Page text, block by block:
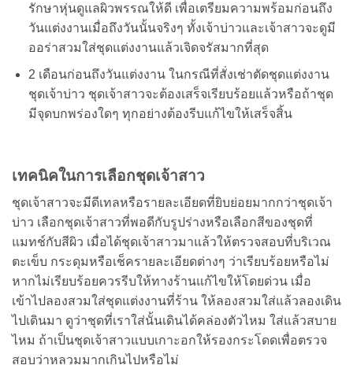
รักษาหุ่นดูแลผิวพรรณให้ดี เพื่อเตรียมความพร้อมก่อนถึง
วันแต่งงานเมื่อถึงวันนั้นจริงๆ ทั้งเจ้าบ่าวและเจ้าสาวจะดูมี
ออร่าสวมใส่ชุดแต่งงานแล้วเจิดจรัสมากที่สุด
2 เดือนก่อนถึงวันแต่งงาน ในกรณีที่สั่งเช่าตัดชุดแต่งงาน
ชุดเจ้าบ่าว ชุดเจ้าสาวจะต้องเสร็จเรียบร้อยแล้วหรือถ้าชุด
มีจุดบกพร่องใดๆ ทุกอย่างต้องรีบแก้ไขให้เสร็จสิ้น
เทคนิคในการเลือกชุดเจ้าสาว
ชุดเจ้าสาวจะมีดีเทลหรือรายละเอียดที่ยิบย่อยมากกว่าชุดเจ้า
บ่าว เลือกชุดเจ้าสาวที่พอดีกับรูปร่างหรือเลือกสีของชุดที่
แมทช์กับสีผิว เมื่อได้ชุดเจ้าสาวมาแล้วให้ตรวจสอบที่บริเวณ
ตะเข็บ กระดุมหรือเช็ครายละเอียดต่างๆ ว่าเรียบร้อยหรือไม่
หากไม่เรียบร้อยควรรีบให้ทางร้านแก้ไขให้โดยด่วน เมื่อ
เข้าไปลองสวมใส่ชุดแต่งงานที่ร้าน ให้ลองสวมใส่แล้วลองเดิน
ไปเดินมา ดูว่าชุดที่เราใส่นั้นเดินได้คล่องตัวไหม ใส่แล้วสบาย
ไหม ถ้าเป็นชุดเจ้าสาวแบบเกาะอกให้รองกระโดดเพื่อตรวจ
สอบว่าหลวมมากเกินไปหรือไม่